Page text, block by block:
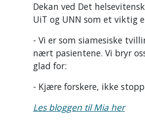
Dekan ved Det
UiT og UNN som et viktig
- Vi er som siamesiske
nært pasientene. Vi bryr
glad for:
- Kjære forskere, ikke
Les bloggen til Mia her